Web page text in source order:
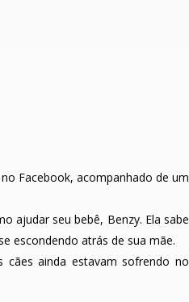
Facebook, acompanhado de um
ajudar seu bebê, Benzy. Ela sabe
escondendo atrás de sua mãe.
ainda estavam sofrendo no